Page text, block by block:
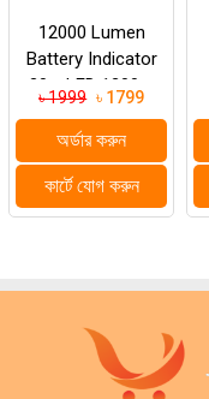
12000 Lumen
Battery Indicator
30w LED 1200m
Strong Light LED
Recharge...
৳ 1999 ৳ 1799
অর্ডার করুন
কার্টে যোগ করুন